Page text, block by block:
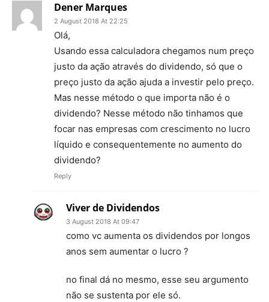
Dener Marques
2 August 2018 At 22:25
Olá,
Usando essa calculadora chegamos num preço
justo da ação através do dividendo, só que o
preço justo da ação ajuda a investir pelo preço.
Mas nesse método o que importa não é o
dividendo? Nesse método não tinhamos que
focar nas empresas com crescimento no lucro
líquido e consequentemente no aumento do
dividendo?
Reply
Viver de Dividendos
3 August 2018 At 09:47
como vc aumenta os dividendos por longos
anos sem aumentar o lucro ?
no final dá no mesmo, esse seu argumento
não se sustenta por ele só.